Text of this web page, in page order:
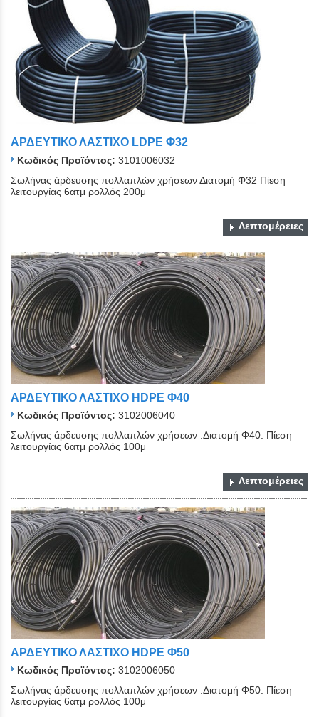
ΑΡΔΕΥΤΙΚΟ ΛΑΣΤΙΧΟ LDPE Φ32
Κωδικός Προϊόντος: 3101006032
Σωλήνας άρδευσης πολλαπλών χρήσεων Διατομή Φ32 Πίεση
λειτουργίας 6ατμ ρολλός 200μ
Λεπτομέρειες
ΑΡΔΕΥΤΙΚΟ ΛΑΣΤΙΧΟ ΗDPE Φ40
Κωδικός Προϊόντος: 3102006040
Σωλήνας άρδευσης πολλαπλών χρήσεων .Διατομή Φ40. Πίεση
λειτουργίας 6ατμ ρολλός 100μ
Λεπτομέρειες
ΑΡΔΕΥΤΙΚΟ ΛΑΣΤΙΧΟ ΗDPE Φ50
Κωδικός Προϊόντος: 3102006050
Σωλήνας άρδευσης πολλαπλών χρήσεων .Διατομή Φ50. Πίεση
λειτουργίας 6ατμ ρολλός 100μ